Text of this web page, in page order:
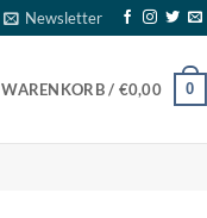
Newsletter
WARENKORB / €0,00 0